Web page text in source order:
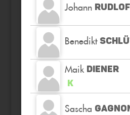
Johann
Benedikt
Maik DIENER
K
Sascha